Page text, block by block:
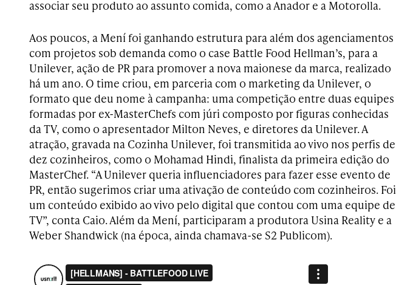
associar seu produto ao assunto comida, como a Anador e a Motorolla.
Aos poucos, a Mení foi ganhando estrutura para além dos agenciamentos
com projetos sob demanda como o case Battle Food Hellman’s, para a
Unilever, ação de PR para promover a nova maionese da marca, realizado
há um ano. O time criou, em parceria com o marketing da Unilever, o
formato que deu nome à campanha: uma competição entre duas equipes
formadas por ex-MasterChefs com júri composto por figuras conhecidas
da TV, como o apresentador Milton Neves, e diretores da Unilever. A
atração, gravada na Cozinha Unilever, foi transmitida ao vivo nos perfis de
dez cozinheiros, como o Mohamad Hindi, finalista da primeira edição do
MasterChef. “A Unilever queria influenciadores para fazer esse evento de
PR, então sugerimos criar uma ativação de conteúdo com cozinheiros. Foi
um conteúdo exibido ao vivo pelo digital que contou com uma equipe de
TV”, conta Caio. Além da Mení, participaram a produtora Usina Reality e a
Weber Shandwick (na época, ainda chamava-se S2 Publicom).